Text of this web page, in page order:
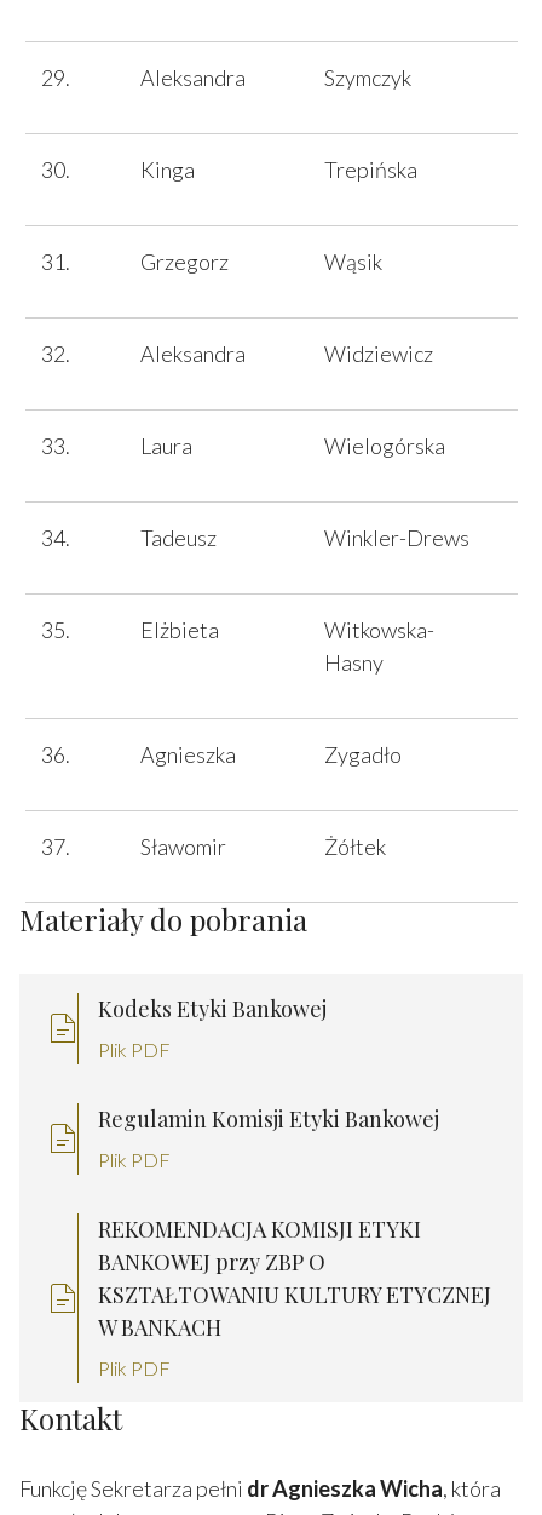
Aleksandra Szymczyk
Kinga Trepińska
Grzegorz Wąsik
Aleksandra Widziewicz
Laura Wielogórska
Tadeusz Winkler-Drews
Elżbieta
Witkowska-
Hasny
Agnieszka Zygadło
Sławomir Żółtek
Materiały do pobrania
Kodeks Etyki Bankowej
Plik PDF
Regulamin Komisji Etyki Bankowej
Plik PDF
REKOMENDACJA KOMISJI ETYKI
BANKOWEJ przy ZBP O
KSZTAŁTOWANIU KULTURY ETYCZNEJ
W BANKACH
Plik PDF
Kontakt
Funkcję Sekretarza pełni dr Agnieszka Wicha, która